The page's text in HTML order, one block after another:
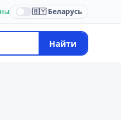
🇧🇾 Беларусь
Найти